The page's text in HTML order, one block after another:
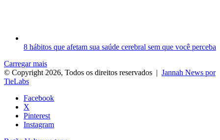
8 hábitos que afetam sua saúde cerebral sem que você perceba
Carregar mais
© Copyright 2026, Todos os direitos reservados | Jannah News por
TieLabs
Facebook
X
Pinterest
Instagram